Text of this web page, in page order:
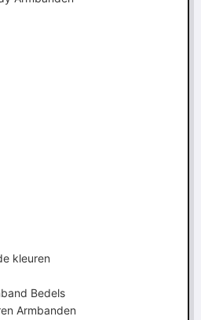
kleuren
Bedels
Armbanden